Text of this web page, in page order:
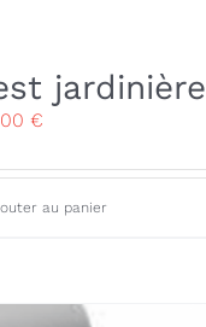
jardinière
€
au panier